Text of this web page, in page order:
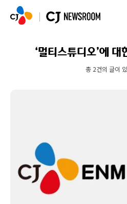
‘멀티스튜디오’에
총 2건의 글이